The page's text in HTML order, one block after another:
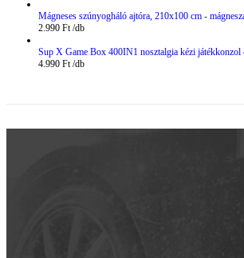
Mágneses szúnyogháló ajtóra, 210x100 cm -
2.990 Ft
Sup X Game Box 400IN1 nosztalgia kézi
4.990 Ft